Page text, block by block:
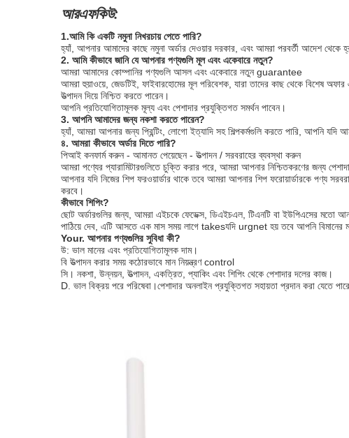
আরএফকিউ:
1.আমি কি একটি নমুনা নিখরচায় পেতে পারি?
হ্যাঁ, আপনার আমাদের কাছে নমুনা অর্ডার দেওয়ার দরকার, এবং আমরা পরবর্তী আদেশ থেকে
2. আমি কীভাবে জানি যে আপনার পণ্যগুলি মূল এবং একেবারে নতুন?
আমরা আমাদের কোম্পানির পণ্যগুলি আসল এবং একেবারে নতুন guarantee
আমরা হুয়াওয়ে, জেডটিই, ফাইবারহোমের মূল পরিবেশক, যারা তাদের কাছ থেকে বিশেষ
উত্পাদন দিয়ে নিশ্চিত করতে পারেন।
আপনি প্রতিযোগিতামূলক মূল্য এবং পেশাদার প্রযুক্তিগত সমর্থন পাবেন।
3. আপনি আমাদের জন্য নকশা করতে পারেন?
হ্যাঁ, আমরা আপনার জন্য প্রিন্টিং, লোগো ইত্যাদি সহ শিল্পকর্মগুলি করতে পারি, আপনি যদি
৪. আমরা কীভাবে অর্ডার দিতে পারি?
পিআই কনফার্ম করুন - আমানত পেয়েছেন - উত্পাদন / সরবরাহের ব্যবস্থা করুন
আমরা পণ্যের প্যারামিটারগুলিতে চুক্তি করার পরে, আমরা আপনার নিশ্চিতকরণের জন্য
আপনার যদি নিজের শিপ ফরওয়ার্ডার থাকে তবে আমরা আপনার শিপ ফরোয়ার্ডারকে পণ্য
করবে।
কীভাবে শিপিং?
ছোট অর্ডারগুলির জন্য, আমরা এইচকে ফেডেক্স, ডিএইচএল, টিএনটি বা ইউপিএসের মতো
পাঠিয়ে দেব, এটি আসতে এক মাস সময় লাগে takesযদি urgnet হয় তবে আপনি বিমানের
Your. আপনার পণ্যগুলির সুবিধা কী?
উ: ভাল মানের এবং প্রতিযোগিতামূলক দাম।
বি উত্পাদন করার সময় কঠোরভাবে মান নিয়ন্ত্রণ control
সি। নকশা, উন্নয়ন, উত্পাদন, একত্রিত, প্যাকিং এবং শিপিং থেকে পেশাদার দলের কাজ।
D. ভাল বিক্রয় পরে পরিষেবা।পেশাদার অনলাইন প্রযুক্তিগত সহায়তা প্রদান করা যেতে